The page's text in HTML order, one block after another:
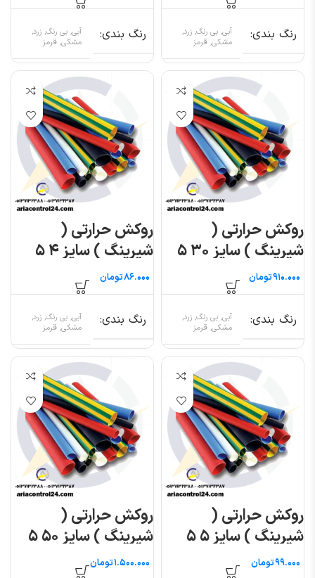
رنگ بندی
آبی, بی رنگ, زرد,
مشکی, قرمز
رنگ بندی
آبی, بی رنگ, زرد,
مشکی, قرمز
روکش حرارتی (
شیرینگ ) سایز ۳۰ ۵
متریتومان
رنگ بندی
آبی, بی رنگ, زرد,
مشکی, قرمز
روکش حرارتی (
شیرینگ ) سایز ۴ ۵
متریتومان
رنگ بندی
آبی, بی رنگ, زرد,
مشکی, قرمز
روکش حرارتی (
شیرینگ ) سایز ۵ ۵
متریتومان
روکش حرارتی (
شیرینگ ) سایز ۵۰ ۵
متری تومان